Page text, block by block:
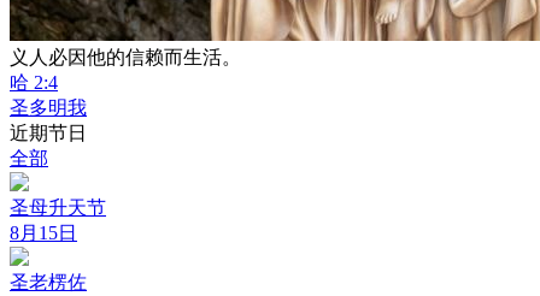
义人必因他的信赖而生活。
哈 2:4
圣多明我
近期节日
全部
圣母升天节
8月15日
圣老楞佐